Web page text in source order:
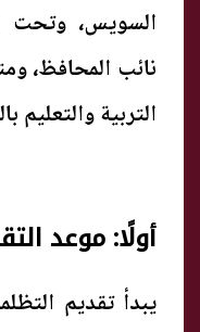
السويس، وتحت
نائب المحافظ،
التربية والتعليم
أولًا: موعد
يبدأ تقديم